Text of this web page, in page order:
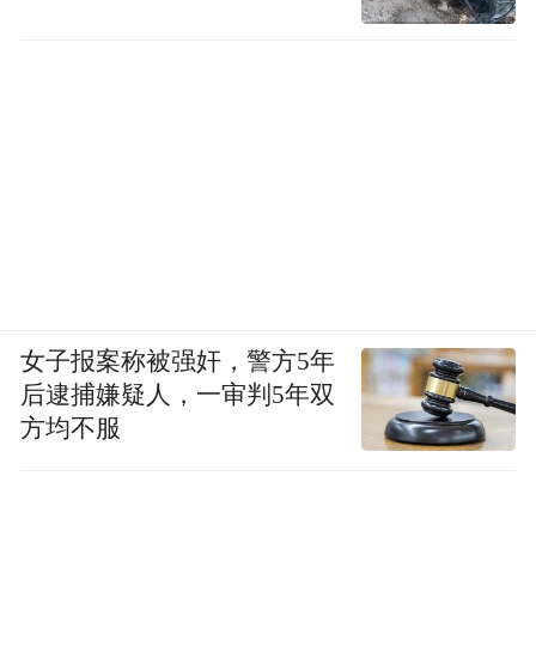
女子报案称被强奸，警方5年
后逮捕嫌疑人，一审判5年双
方均不服